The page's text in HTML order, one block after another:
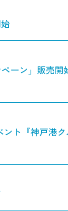
ーン」販売開
ト『神戸港